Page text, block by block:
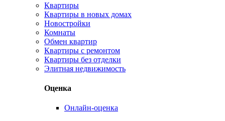
Квартиры
Квартиры в новых домах
Новостройки
Комнаты
Обмен квартир
Квартиры с ремонтом
Квартиры без отделки
Элитная недвижимость
Оценка
Онлайн-оценка